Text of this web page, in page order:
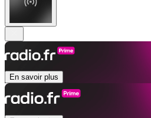
En savoir plus